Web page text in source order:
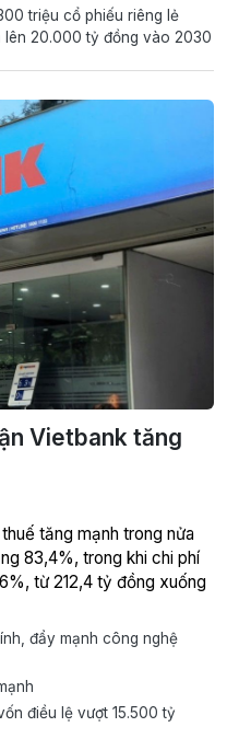
triệu cổ phiếu riêng lẻ
lên 20.000 tỷ đồng vào 2030
Vietbank tăng
tăng mạnh trong nửa
83,4%, trong khi chi phí
từ 212,4 tỷ đồng xuống
đẩy mạnh công nghệ
điều lệ vượt 15.500 tỷ